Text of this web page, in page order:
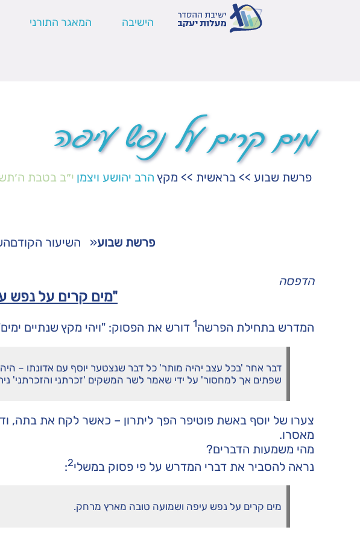
הישיבה המאגר התורני
מים קרים על נפש עיפה
פרשת שבוע >> בראשית >> מקץ הרב יהושע ויצמן י״ב בטבת
פרשת שבוע« השיעור הקודם
הדפסה
"מים קרים על נפש
המדרש בתחילת הפרשה1 דורש את הפסוק: "ויהי מקץ שנתיים
דבר אחר 'בכל עצב יהיה מותר' כל דבר שנצטער יוסף עם אדונתו –
שפתים אך למחסור' על ידי שאמר לשר המשקים 'זכרתני והזכרתני'
צערו של יוסף באשת פוטיפר הפך ליתרון – כאשר לקח את בתה,
מאסרו.
מהי משמעות הדברים?
נראה להסביר את דברי המדרש על פי פסוק במשלי2
:
מים קרים על נפש עיפה ושמועה טובה מארץ מרחק.